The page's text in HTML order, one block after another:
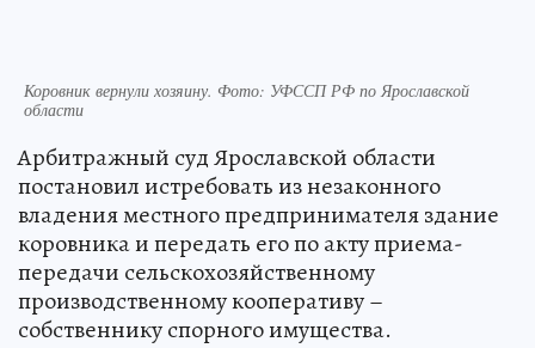
Коровник вернули хозяину. Фото: УФССП РФ по Ярославской
области
Арбитражный суд Ярославской области
постановил истребовать из незаконного
владения местного предпринимателя здание
коровника и передать его по акту приема-
передачи сельскохозяйственному
производственному кооперативу –
собственнику спорного имущества.